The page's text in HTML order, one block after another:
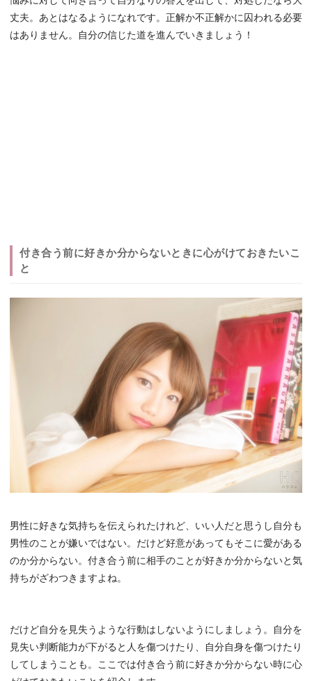
丈夫。あとはなるようになれです。正解か不正解かに囚われる必要
はありません。自分の信じた道を進んでいきましょう！
付き合う前に好きか分からないときに心がけておきたいこ
と
男性に好きな気持ちを伝えられたけれど、いい人だと思うし自分も
男性のことが嫌いではない。だけど好意があってもそこに愛がある
のか分からない。付き合う前に相手のことが好きか分からないと気
持ちがざわつきますよね。
だけど自分を見失うような行動はしないようにしましょう。自分を
見失い判断能力が下がると人を傷つけたり、自分自身を傷つけたり
してしまうことも。ここでは付き合う前に好きか分からない時に心